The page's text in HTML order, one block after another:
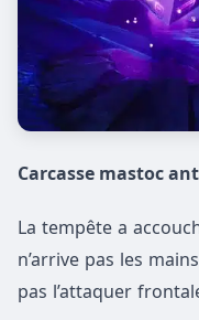
Carcasse mastoc
La tempête a
n’arrive pas les
pas l’attaquer